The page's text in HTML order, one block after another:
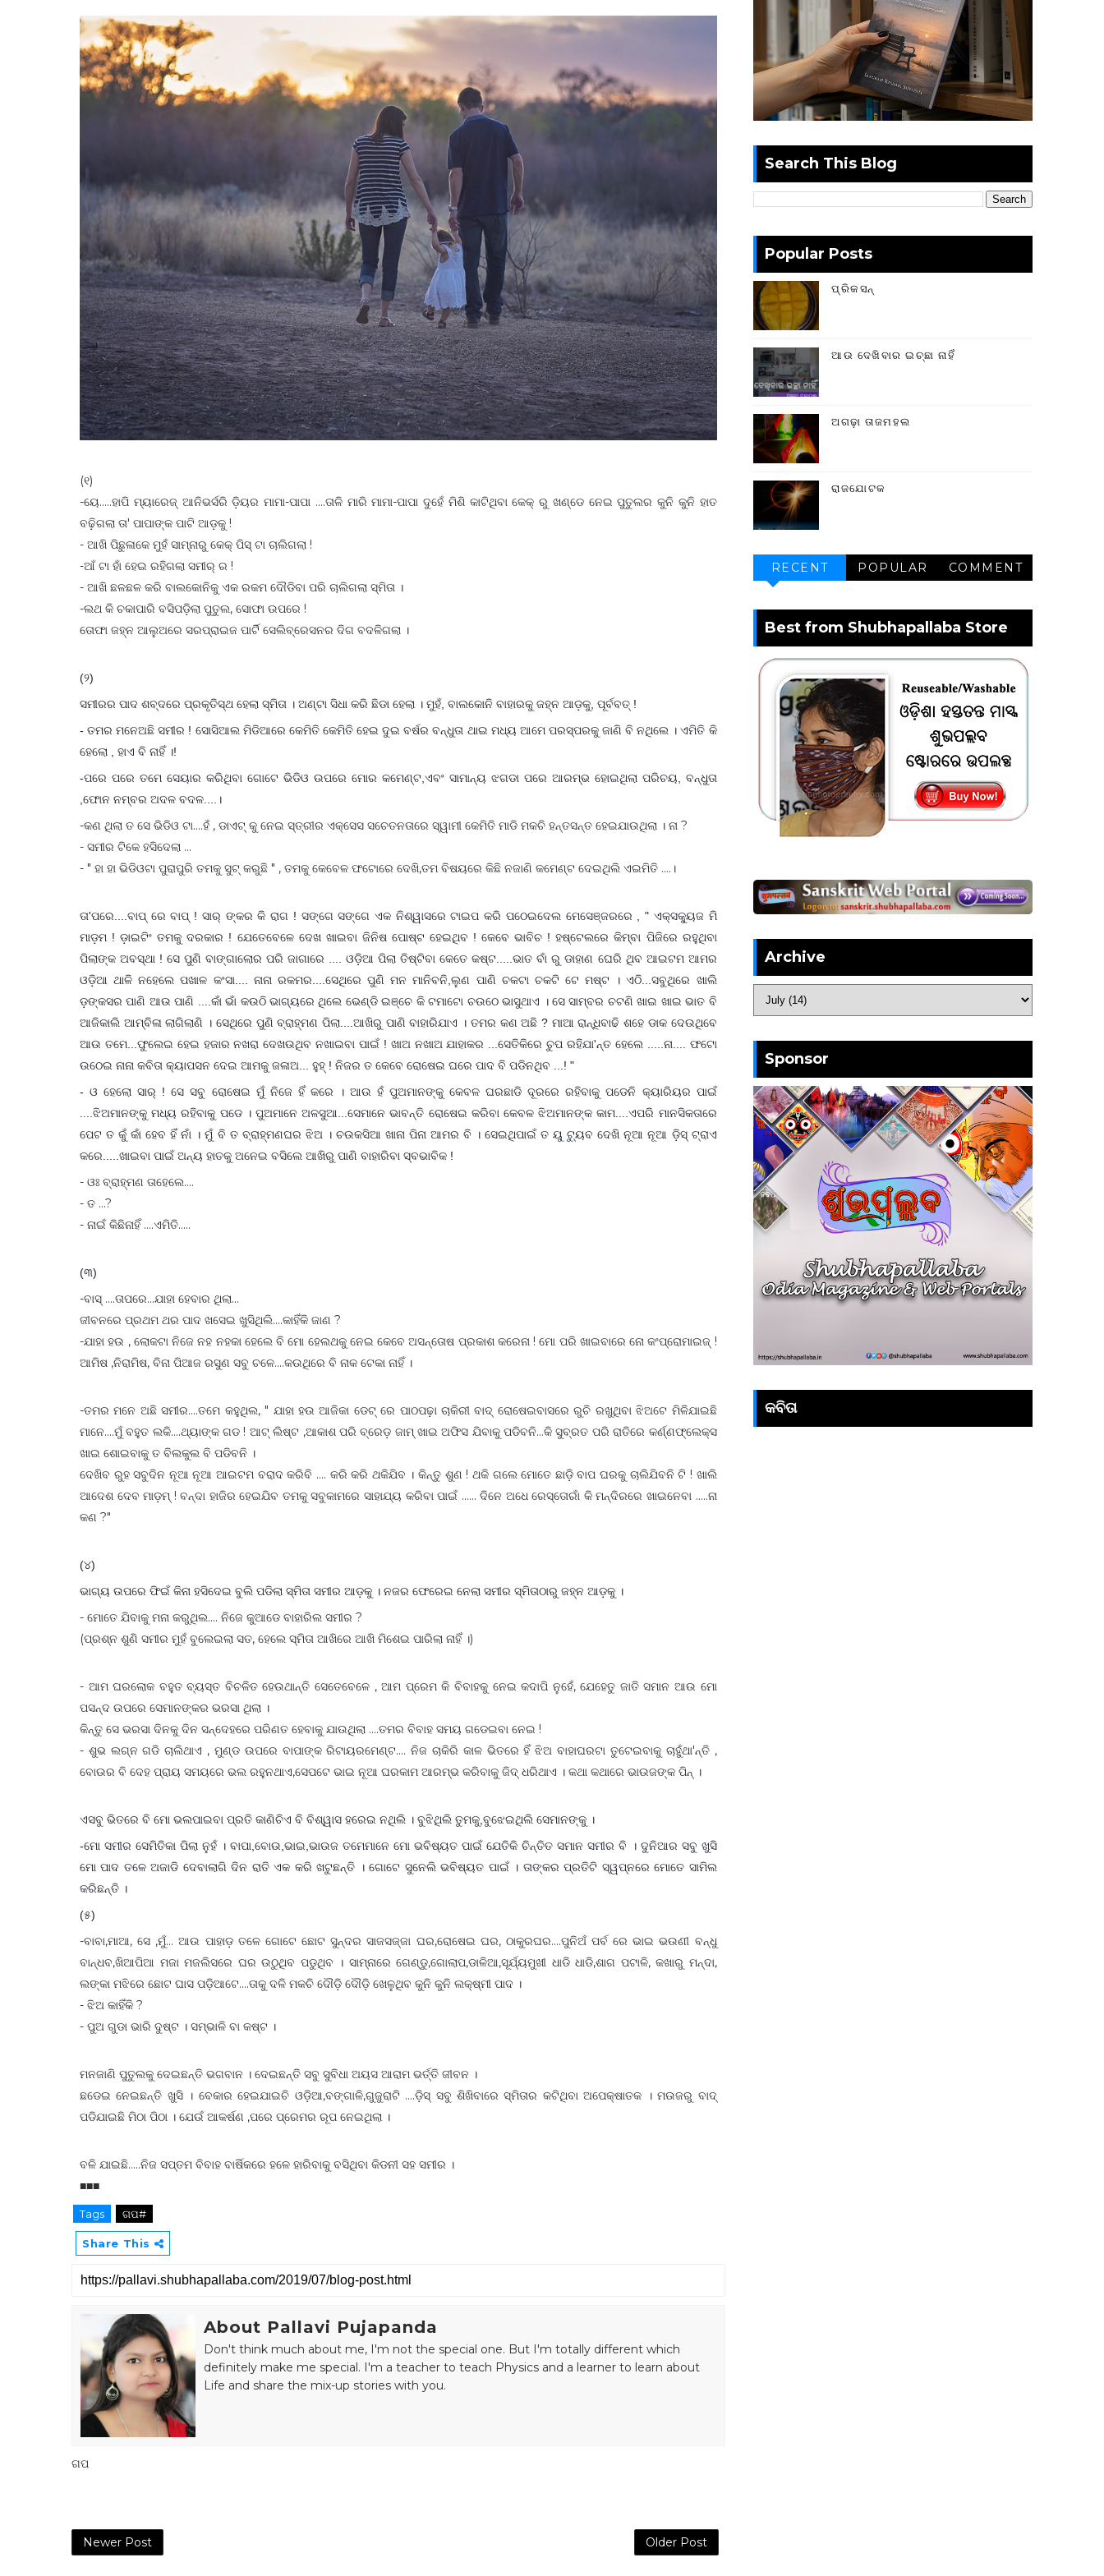
(୧)
-ୟେ.....ହାପି ମ୍ୟାରେଜ୍ ଆନିଭର୍ସରି ଡ଼ିୟର ମାମା-ପାପା ....ତାଳି ମାରି ମାମା-ପାପା ଦୁହେଁ ମିଶି କାଟିଥିବା କେକ୍ ରୁ ଖଣ୍ଡେ ନେଇ ପୁତୁଲର କୁନି କୁନି ହାତ
ବଢ଼ିଗଲା ତା' ପାପାଙ୍କ ପାଟି ଆଡ଼କୁ !
- ଆଖି ପିଛୁଳାକେ ମୁହଁ ସାମ୍ନାରୁ କେକ୍ ପିସ୍ ଟା ଚାଲିଗଲା !
-ଆଁ ଟା ହାଁ ହେଇ ରହିଗଲା ସମୀର୍ ର !
- ଆଖି ଛଳଛଳ କରି ବାଲକୋନିକୁ ଏକ ରକମ ଦୌଡିବା ପରି ଚାଲିଗଲା ସ୍ମିତା ।
-ଲଥ କି ଚକାପାରି ବସିପଡ଼ିଲା ପୁତୁଲ, ସୋଫା ଉପରେ !
ତୋଫା ଜହ୍ନ ଆଲୁଅରେ ସରପ୍ରାଇଜ ପାର୍ଟି ସେଲିବ୍ରେସନର ଦିଗ ବଦଳିଗଲା ।
(୨)
ସମୀରର ପାଦ ଶବ୍ଦରେ ପ୍ରକୃତିସ୍ଥ ହେଲା ସ୍ମିତା । ଅଣ୍ଟା ସିଧା କରି ଛିଡା ହେଲା । ମୁହଁ, ବାଲକୋନି ବାହାରକୁ ଜହ୍ନ ଆଡ଼କୁ, ପୂର୍ବବତ୍ !
- ତମର ମନେଅଛି ସମୀର ! ସୋସିଆଲ ମିଡିଆରେ କେମିତି କେମିତି ହେଇ ଦୁଇ ବର୍ଷର ବନ୍ଧୁତା ଥାଇ ମଧ୍ୟ ଆମେ ପରସ୍ପରକୁ ଜାଣି ବି ନଥିଲେ । ଏମିତି କି
ହେଲୋ , ହାଏ ବି ନାହିଁ ।!
-ପରେ ପରେ ତମେ ସେୟାର କରିଥିବା ଗୋଟେ ଭିଡିଓ ଉପରେ ମୋର କମେଣ୍ଟ,ଏବଂ ସାମାନ୍ୟ ଝଗଡା ପରେ ଆରମ୍ଭ ହୋଇଥିଲା ପରିଚୟ, ବନ୍ଧୁତା
,ଫୋନ ନମ୍ବର ଅଦଳ ବଦଳ....।
-କଣ ଥିଲା ତ ସେ ଭିଡିଓ ଟା....ହଁ , ଡାଏଟ୍ କୁ ନେଇ ସ୍ତ୍ରୀର ଏକ୍ସେସ ସଚେତନତାରେ ସ୍ୱାମୀ କେମିତି ମାଡି ମକଚି ହନ୍ତସନ୍ତ ହେଇଯାଉଥିଲା । ନା ?
- ସମୀର ଟିକେ ହସିଦେଲା ...
- " ହା ହା ଭିଡିଓଟା ପୁରାପୁରି ତମକୁ ସୁଟ୍ କରୁଛି " , ତମକୁ କେବେଳ ଫଟୋରେ ଦେଖି,ତମ ବିଷୟରେ କିଛି ନଜାଣି କମେଣ୍ଟ ଦେଇଥିଲି ଏଇମିତି ....।
ତା'ପରେ....ବାପ୍ ରେ ବାପ୍ ! ସାର୍ ଙ୍କର କି ରାଗ ! ସଙ୍ଗେ ସଙ୍ଗେ ଏକ ନିଶ୍ୱାସରେ ଟାଇପ କରି ପଠେଇଦେଲ ମେସେଞ୍ଜରରେ , " ଏକ୍ସକ୍ୟୁଜ ମି
ମାଡ଼ମ ! ଡ଼ାଇଟିଂ ତମକୁ ଦରକାର ! ଯେତେବେଳେ ଦେଖ ଖାଇବା ଜିନିଷ ପୋଷ୍ଟ ହେଇଥିବ ! କେବେ ଭାବିଚ ! ହଷ୍ଟେଲରେ କିମ୍ବା ପିଜିରେ ରହୁଥିବା
ପିଲାଙ୍କ ଅବସ୍ଥା ! ସେ ପୁଣି ବାଙ୍ଗାଲୋର ପରି ଜାଗାରେ .... ଓଡ଼ିଆ ପିଲା ତିଷ୍ଟିବା କେତେ କଷ୍ଟ.....ଭାତ ବାଁ ରୁ ଡାହାଣ ଘେରି ଥିବ ଆଇଟମ ଆମର
ଓଡ଼ିଆ ଥାଳି ନହେଲେ ପଖାଳ କଂସା.... ନାନା ରକମର....ସେଥିରେ ପୁଣି ମନ ମାନିବନି,ଲୁଣ ପାଣି ଚକଟା ଚକଟି ଟେ ମଷ୍ଟ । ଏଠି...ସବୁଥିରେ ଖାଲି
ଡ଼ଙ୍କସର ପାଣି ଆଉ ପାଣି ....କାଁ ଭାଁ କଉଠି ଭାଗ୍ୟରେ ଥିଲେ ଭେଣ୍ଡି ଇଞ୍ଚେ କି ଟମାଟୋ ଚଉଠେ ଭାସୁଥାଏ । ସେ ସାମ୍ବର ଚଟଣି ଖାଇ ଖାଇ ଭାତ ବି
ଆଜିକାଲି ଆମ୍ବିଳା ଲାଗିଲାଣି । ସେଥିରେ ପୁଣି ବ୍ରାହ୍ମଣ ପିଲା....ଆଖିରୁ ପାଣି ବାହାରିଯାଏ । ତମର କଣ ଅଛି ? ମାଆ ରାନ୍ଧିବାଢି ଶହେ ଡାକ ଦେଉଥିବେ
ଆଉ ତମେ...ଫୁଲେଇ ହେଇ ହଜାର ନଖରା ଦେଖଉଥିବ ନଖାଇବା ପାଇଁ ! ଖାଅ ନଖାଅ ଯାହାକର ...ସେତିକିରେ ଚୁପ ରହିଯା'ନ୍ତ ହେଲେ .....ନା.... ଫଟୋ
ଉଠେଇ ନାନା କବିତା କ୍ୟାପସନ ଦେଇ ଆମକୁ ଜଳାଅ... ହୁହ୍ ! ନିଜର ତ କେବେ ରୋଷେଇ ଘରେ ପାଦ ବି ପଡିନଥିବ ...! "
- ଓ ହେଲୋ ସାର୍ ! ସେ ସବୁ ରୋଷେଇ ମୁଁ ନିଜେ ହିଁ କରେ । ଆଉ ହଁ ପୁଅମାନଙ୍କୁ କେବଳ ଘରଛାଡି ଦୂରରେ ରହିବାକୁ ପଡେନି କ୍ୟାରିୟର ପାଇଁ
....ଝିଅମାନଙ୍କୁ ମଧ୍ୟ ରହିବାକୁ ପଡେ । ପୁଅମାନେ ଅଳସୁଆ...ସେମାନେ ଭାବନ୍ତି ରୋଷେଇ କରିବା କେବଳ ଝିଅମାନଙ୍କ କାମ....ଏପରି ମାନସିକତାରେ
ପେଟ ତ କୁଁ କାଁ ହେବ ହିଁ ନାଁ । ମୁଁ ବି ତ ବ୍ରାହ୍ମଣଘର ଝିଅ । ଚଉକସିଆ ଖାନା ପିନା ଆମର ବି । ସେଇଥିପାଇଁ ତ ୟୁ ଟ୍ୟୁବ ଦେଖି ନୂଆ ନୂଆ ଡ଼ିସ୍ ଟ୍ରାଏ
କରେ.....ଖାଇବା ପାଇଁ ଅନ୍ୟ ହାତକୁ ଅନେଇ ବସିଲେ ଆଖିରୁ ପାଣି ବାହାରିବା ସ୍ବଭାବିକ !
- ଓଃ ବ୍ରାହ୍ମଣ ତାହେଲେ....
- ତ ...?
- ନାଇଁ କିଛିନାହିଁ ....ଏମିତି.....
(୩)
-ବାସ୍ ....ତାପରେ...ଯାହା ହେବାର ଥିଲା...
ଜୀବନରେ ପ୍ରଥମ ଥର ପାଦ ଖସେଇ ଖୁସିଥିଲି....କାହିଁକି ଜାଣ ?
-ଯାହା ହଉ , ଲୋକଟା ନିଜେ ନହ ନହକା ହେଲେ ବି ମୋ ହେଲଥକୁ ନେଇ କେବେ ଅସନ୍ତୋଷ ପ୍ରକାଶ କରେନା ! ମୋ ପରି ଖାଇବାରେ ନୋ କଂପ୍ରୋମାଇଜ୍ !
ଆମିଷ ,ନିରାମିଷ, ବିନା ପିଆଜ ରସୁଣ ସବୁ ଚଳେ....କଉଥିରେ ବି ନାକ ଟେକା ନାହିଁ ।
-ତମର ମନେ ଅଛି ସମୀର....ତମେ କହୁଥିଲ, " ଯାହା ହଉ ଆଜିକା ଡେଟ୍ ରେ ପାଠପଢ଼ା ଚାକିରୀ ବାଦ୍ ରୋଷେଇବାସରେ ରୁଚି ରଖୁଥିବା ଝିଅଟେ ମିଳିଯାଇଛି
ମାନେ....ମୁଁ ବହୁତ ଲକି....ଥ୍ୟାଙ୍କ ଗଡ ! ଆଟ୍ ଲିଷ୍ଟ ,ଆକାଶ ପରି ବ୍ରେଡ଼ ଜାମ୍ ଖାଇ ଅଫିସ ଯିବାକୁ ପଡିବନି...କି ସୁବ୍ରତ ପରି ରାତିରେ କର୍ଣ୍ଣଫ୍ଲେକ୍ସ
ଖାଇ ଶୋଇବାକୁ ତ ବିଲକୁଲ ବି ପଡିବନି ।
ଦେଖିବ ରୁହ ସବୁଦିନ ନୂଆ ନୂଆ ଆଇଟମ ବରାଦ କରିବି .... କରି କରି ଥକିଯିବ । କିନ୍ତୁ ଶୁଣ ! ଥକି ଗଲେ ମୋତେ ଛାଡ଼ି ବାପ ଘରକୁ ଚାଲିଯିବନି ଟି ! ଖାଲି
ଆଦେଶ ଦେବ ମାଡ଼ମ୍ ! ବନ୍ଦା ହାଜିର ହେଇଯିବ ତମକୁ ସବୁକାମରେ ସାହାଯ୍ୟ କରିବା ପାଇଁ ...... ଦିନେ ଅଧେ ରେସ୍ତୋରାଁ କି ମନ୍ଦିରରେ ଖାଇନେବା .....ନା
କଣ ?"
(୪)
ଭାଗ୍ୟ ଉପରେ ଫିଇଁ କିନା ହସିଦେଇ ବୁଲି ପଡିଲା ସ୍ମିତା ସମୀର ଆଡ଼କୁ । ନଜର ଫେରେଇ ନେଲା ସମୀର ସ୍ମିତାଠାରୁ ଜହ୍ନ ଆଡ଼କୁ ।
- ମୋତେ ଯିବାକୁ ମନା କରୁଥିଲ.... ନିଜେ କୁଆଡେ ବାହାରିଲ ସମୀର ?
(ପ୍ରଶ୍ନ ଶୁଣି ସମୀର ମୁହଁ ବୁଲେଇଲା ସତ, ହେଲେ ସ୍ମିତା ଆଖିରେ ଆଖି ମିଶେଇ ପାରିଲା ନାହିଁ ।)
- ଆମ ଘରଲୋକ ବହୁତ ବ୍ୟସ୍ତ ବିଚଳିତ ହେଉଥାନ୍ତି ସେତେବେଳେ , ଆମ ପ୍ରେମ କି ବିବାହକୁ ନେଇ କଦାପି ନୁହେଁ, ଯେହେତୁ ଜାତି ସମାନ ଆଉ ମୋ
ପସନ୍ଦ ଉପରେ ସେମାନଙ୍କର ଭରସା ଥିଲା ।
କିନ୍ତୁ ସେ ଭରସା ଦିନକୁ ଦିନ ସନ୍ଦେହରେ ପରିଣତ ହେବାକୁ ଯାଉଥିଲା ....ତମର ବିବାହ ସମୟ ଗଡେଇବା ନେଇ !
- ଶୁଭ ଲଗ୍ନ ଗଡି ଚାଲିଥାଏ , ମୁଣ୍ଡ ଉପରେ ବାପାଙ୍କ ରିଟାୟରମେଣ୍ଟ.... ନିଜ ଚାକିରି କାଳ ଭିତରେ ହିଁ ଝିଅ ବାହାଘରଟା ତୁଟେଇବାକୁ ଚାହୁଁଥା'ନ୍ତି ,
ବୋଉର ବି ଦେହ ପ୍ରାୟ ସମୟରେ ଭଲ ରହୁନଥାଏ,ସେପଟେ ଭାଇ ନୂଆ ଘରକାମ ଆରମ୍ଭ କରିବାକୁ ଜିଦ୍ ଧରିଥାଏ । କଥା କଥାରେ ଭାଉଜଙ୍କ ପିନ୍ ।
ଏସବୁ ଭିତରେ ବି ମୋ ଭଲପାଇବା ପ୍ରତି କାଣିଚିଏ ବି ବିଶ୍ୱାସ ହରେଇ ନଥିଲି । ବୁଝିଥିଲି ତୁମକୁ,ବୁଝେଇଥିଲି ସେମାନଙ୍କୁ ।
-ମୋ ସମୀର ସେମିତିକା ପିଲା ନୁହଁ । ବାପା,ବୋଉ,ଭାଇ,ଭାଉଜ ତମେମାନେ ମୋ ଭବିଷ୍ୟତ ପାଇଁ ଯେତିକି ଚିନ୍ତିତ ସମାନ ସମୀର ବି । ଦୁନିଆର ସବୁ ଖୁସି
ମୋ ପାଦ ତଳେ ଅଜାଡି ଦେବାଲାଗି ଦିନ ରାତି ଏକ କରି ଖଟୁଛନ୍ତି । ଗୋଟେ ସୁନେଲି ଭବିଷ୍ୟତ ପାଇଁ । ତାଙ୍କର ପ୍ରତିଟି ସ୍ୱପ୍ନରେ ମୋତେ ସାମିଲ
କରିଛନ୍ତି ।
(୫)
-ବାବା,ମାଆ, ସେ ,ମୁଁ... ଆଉ ପାହାଡ଼ ତଳେ ଗୋଟେ ଛୋଟ ସୁନ୍ଦର ସାଜସଜ୍ଜା ଘର,ରୋଷେଇ ଘର, ଠାକୁରଘର....ପୁନିଅଁ ପର୍ବ ରେ ଭାଇ ଭଉଣୀ ବନ୍ଧୁ
ବାନ୍ଧବ,ଖିଆପିଆ ମଜା ମଜଲିସରେ ଘର ଉଠୁଥିବ ପଡୁଥିବ । ସାମ୍ନାରେ ଗେଣ୍ଡୁ,ଗୋଲାପ,ଡାଳିଆ,ସୂର୍ଯ୍ୟମୁଖୀ ଧାଡି ଧାଡି,ଶାଗ ପଟାଳି, କଖାରୁ ମନ୍ଦା,
ଲଙ୍କା ମଝିରେ ଛୋଟ ଘାସ ପଡ଼ିଆଟେ....ତାକୁ ଦଳି ମକଚି ଦୌଡ଼ି ଦୌଡ଼ି ଖେଳୁଥିବ କୁନି କୁନି ଲକ୍ଷ୍ମୀ ପାଦ ।
- ଝିଅ କାହିଁକି ?
- ପୁଅ ଗୁଡା ଭାରି ଦୁଷ୍ଟ । ସମ୍ଭାଳି ବା କଷ୍ଟ ।
ମନଜାଣି ପୁତୁଲକୁ ଦେଇଛନ୍ତି ଭଗବାନ । ଦେଇଛନ୍ତି ସବୁ ସୁବିଧା ଅୟସ ଆରାମ ଭର୍ତ୍ତି ଜୀବନ ।
ଛଡେଇ ନେଇଛନ୍ତି ଖୁସି । ବେକାର ହେଇଯାଇଚି ଓଡ଼ିଆ,ବଙ୍ଗାଳି,ଗୁଜୁରାଟି ....ଡ଼ିସ୍ ସବୁ ଶିଖିବାରେ ସ୍ମିତାର କଟିଥିବା ଅପେକ୍ଷାତକ । ମଉଜରୁ ବାଦ୍
ପଡିଯାଇଛି ମିଠା ପିଠା । ଯେଉଁ ଆକର୍ଷଣ ,ପରେ ପ୍ରେମର ରୂପ ନେଇଥିଲା ।
ବଳି ଯାଇଛି.....ନିଜ ସପ୍ତମ ବିବାହ ବାର୍ଷିକରେ ହଳେ ହାରିବାକୁ ବସିଥିବା କିଡନୀ ସହ ସମୀର ।
■■■
Tags ଗପ#
Share This
About Pallavi Pujapanda
Don't think much about me, I'm not the special one. But I'm totally different which
definitely make me special. I'm a teacher to teach Physics and a learner to learn about
Life and share the mix-up stories with you.
ଗପ
Newer Post Older Post
Search This Blog
Popular Posts
ପ୍ରିକସନ୍
ଆଉ ଦେଖିବାର ଇଚ୍ଛା ନାହିଁ
ଅଗଢ଼ା ତାଜମହଲ
ରାଜଯୋଟକ
RECENT POPULAR COMMENT
Best from Shubhapallaba Store
Archive
Sponsor
କବିତା